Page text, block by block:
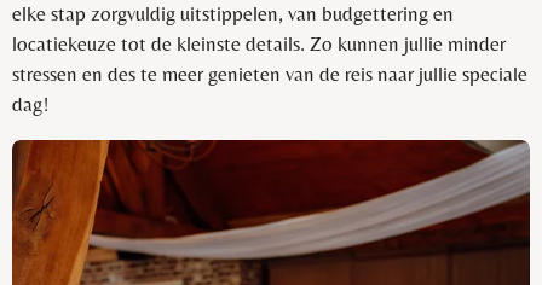
elke stap zorgvuldig uitstippelen, van budgettering en
locatiekeuze tot de kleinste details. Zo kunnen jullie minder
stressen en des te meer genieten van de reis naar jullie speciale
dag!